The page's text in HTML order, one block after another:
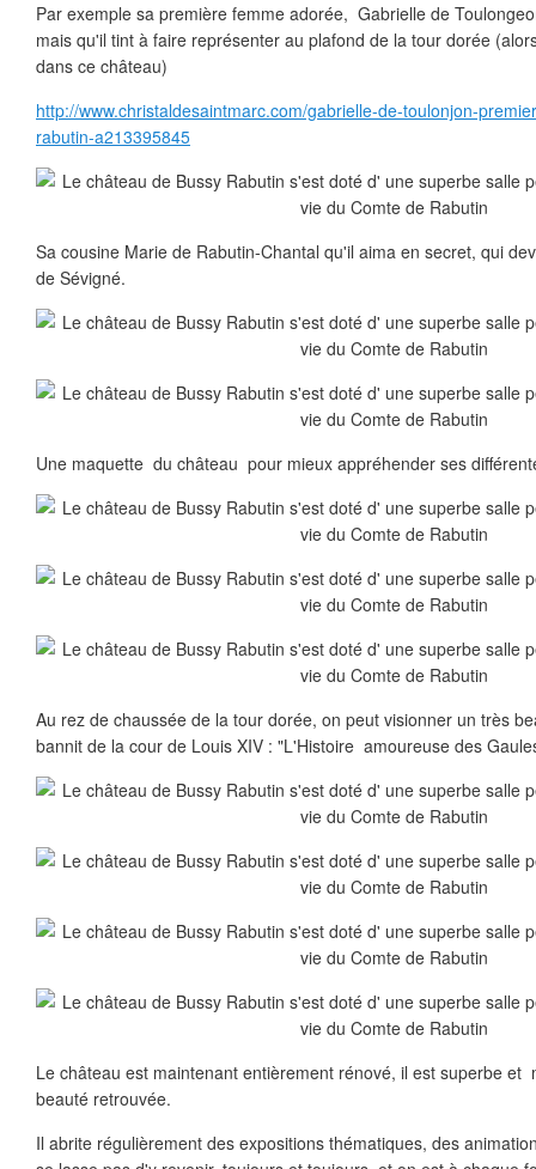
Par exemple sa première femme adorée, Gabrielle de
mais qu'il tint à faire représenter au plafond de la tour dorée
dans ce château)
http://www.christaldesaintmarc.com/gabrielle-de-toulonjon-
rabutin-a213395845
Sa cousine Marie de Rabutin-Chantal qu'il aima en secret, qui
de Sévigné.
Une maquette du château pour mieux appréhender ses
Au rez de chaussée de la tour dorée, on peut visionner un très
bannit de la cour de Louis XIV : "L'Histoire amoureuse des
Le château est maintenant entièrement rénové, il est superbe et
beauté retrouvée.
Il abrite régulièrement des expositions thématiques, des